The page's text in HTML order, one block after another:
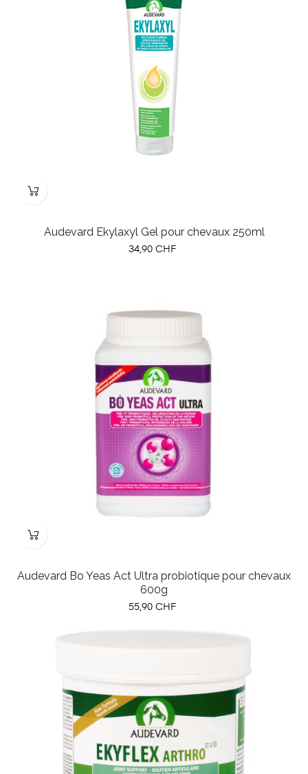
Audevard Ekylaxyl Gel pour chevaux 250ml
Prix
34,90 CHF
Audevard Bo Yeas Act Ultra probiotique pour chevaux
600g
Prix
55,90 CHF